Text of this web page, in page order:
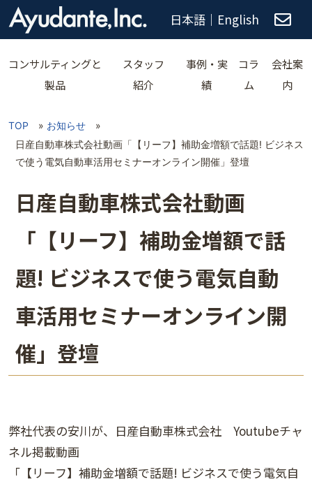
日本語 ｜ English
コンサルティングと
製品
スタッフ
紹介
事例・実
績
コラ
ム
会社案
内
TOP » お知らせ
»
日産自動車株式会社動画「【リーフ】補助金増額で話題! ビジネス
で使う電気自動車活用セミナーオンライン開催」登壇
日産自動車株式会社動画
「【リーフ】補助金増額で話
題! ビジネスで使う電気自動
車活用セミナーオンライン開
催」登壇
弊社代表の安川が、日産自動車株式会社 Youtubeチャ
ネル掲載動画
「【リーフ】補助金増額で話題! ビジネスで使う電気自